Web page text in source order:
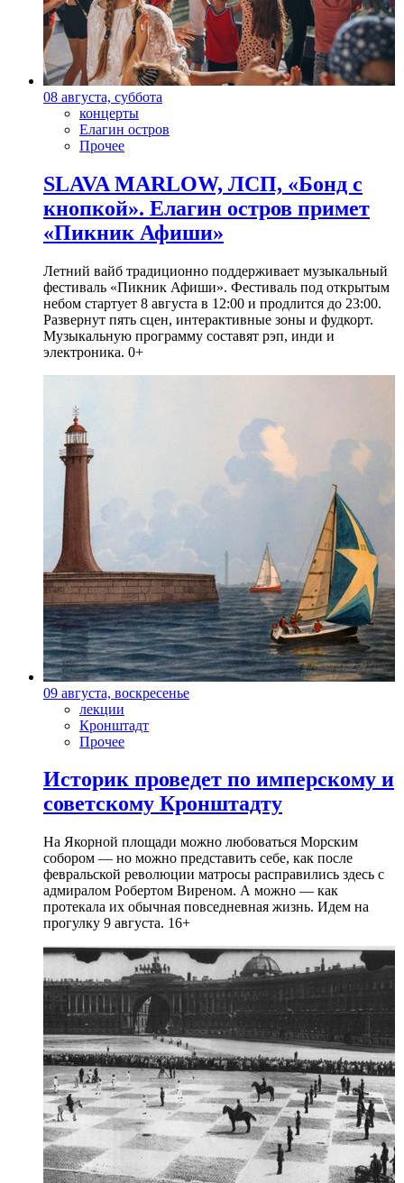
08 августа, суббота
концерты
Елагин остров
Прочее
SLAVA MARLOW, ЛСП, «Бонд с
кнопкой». Елагин остров примет
«Пикник Афиши»
Летний вайб традиционно поддерживает музыкальный
фестиваль «Пикник Афиши». Фестиваль под открытым
небом стартует 8 августа в 12:00 и продлится до 23:00.
Развернут пять сцен, интерактивные зоны и фудкорт.
Музыкальную программу составят рэп, инди и
электроника. 0+
09 августа, воскресенье
лекции
Кронштадт
Прочее
Историк проведет по имперскому и
советскому Кронштадту
На Якорной площади можно любоваться Морским
собором — но можно представить себе, как после
февральской революции матросы расправились здесь с
адмиралом Робертом Виреном. А можно — как
протекала их обычная повседневная жизнь. Идем на
прогулку 9 августа. 16+